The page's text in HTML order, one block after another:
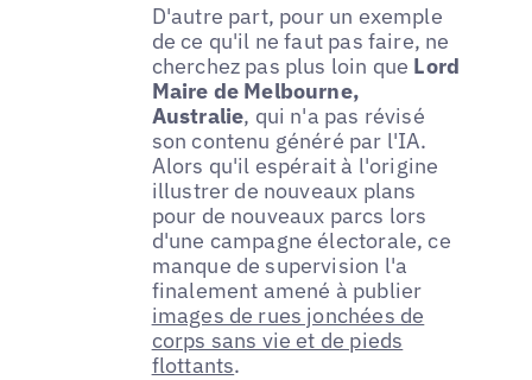
D'autre part, pour un exemple
de ce qu'il ne faut pas faire, ne
cherchez pas plus loin que Lord
Maire de Melbourne,
Australie, qui n'a pas révisé
son contenu généré par l'IA.
Alors qu'il espérait à l'origine
illustrer de nouveaux plans
pour de nouveaux parcs lors
d'une campagne électorale, ce
manque de supervision l'a
finalement amené à publier
images de rues jonchées de
corps sans vie et de pieds
flottants.